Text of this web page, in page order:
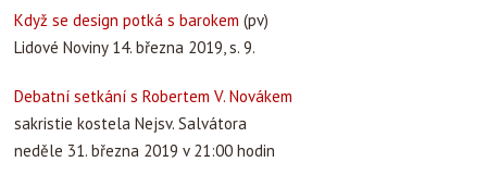
Když se design potká s barokem (pv)
Lidové Noviny 14. března 2019, s. 9.
Debatní setkání s Robertem V. Novákem
sakristie kostela Nejsv. Salvátora
neděle 31. března 2019 v 21:00 hodin